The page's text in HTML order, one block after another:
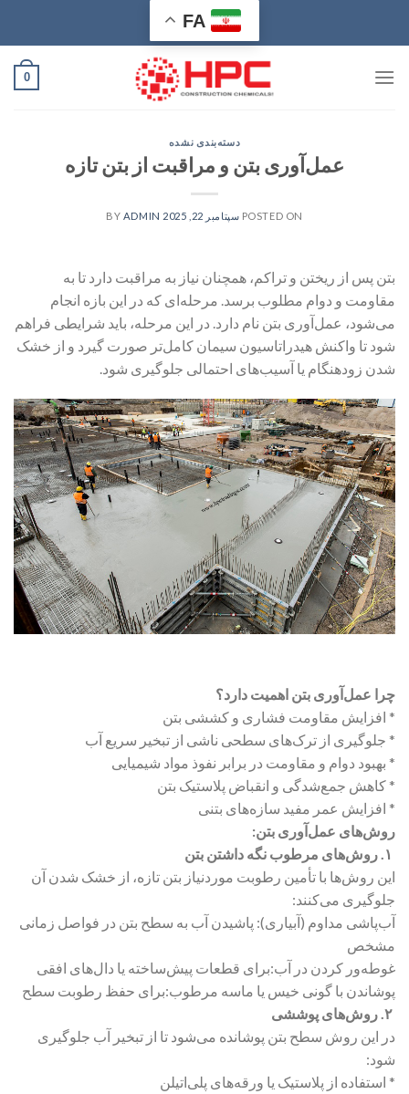
FA
0
دسته‌بندی نشده
عمل‌آوری بتن و مراقبت از بتن تازه
POSTED ON سپتامبر 22, 2025 ADMIN
بتن پس از ریختن و تراکم، همچنان نیاز به مراقبت دارد تا به
مقاومت و دوام مطلوب برسد. مرحله‌ای که در این بازه انجام
می‌شود، عمل‌آوری بتن نام دارد. در این مرحله، باید شرایطی فراهم
شود تا واکنش هیدراتاسیون سیمان کامل‌تر صورت گیرد و از خشک
شدن زودهنگام یا آسیب‌های احتمالی جلوگیری شود.
چرا عمل‌آوری بتن اهمیت دارد؟
* افزایش مقاومت فشاری و کششی بتن
* جلوگیری از ترک‌های سطحی ناشی از تبخیر سریع آب
* بهبود دوام و مقاومت در برابر نفوذ مواد شیمیایی
* کاهش جمع‌شدگی و انقباض پلاستیک بتن
* افزایش عمر مفید سازه‌های بتنی
روش‌های عمل‌آوری بتن:
این روش‌ها با تأمین رطوبت موردنیاز بتن تازه، از خشک شدن آن
جلوگیری می‌کنند:
آب‌پاشی مداوم (آبیاری): پاشیدن آب به سطح بتن در فواصل زمانی
مشخص
غوطه‌ور کردن در آب:برای قطعات پیش‌ساخته یا دال‌های افقی
پوشاندن با گونی خیس یا ماسه مرطوب:برای حفظ رطوبت سطح
در این روش سطح بتن پوشانده می‌شود تا از تبخیر آب جلوگیری
شود:
* استفاده از پلاستیک یا ورقه‌های پلی‌اتیلن